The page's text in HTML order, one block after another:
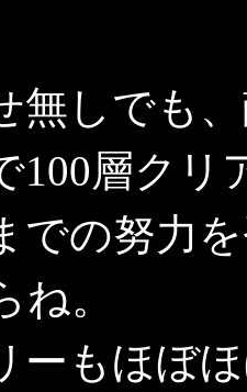
しでも
100層クリ
での努力
。
もほぼ